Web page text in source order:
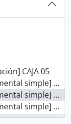
CAJA 05
Reclamo de empleados
de infraestructura
de infraestructura
Estado de infraestructura